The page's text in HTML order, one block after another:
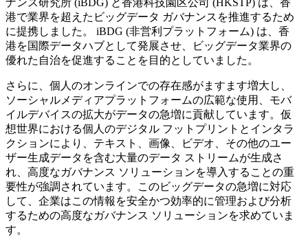
港で業界を超えたビッグデータ ガバナンスを推進するため
に提携しました。 iBDG (非営利プラットフォーム) は、香
港を国際データハブとして発展させ、ビッグデータ業界の
優れた自治を促進することを目的としていました。
さらに、個人のオンラインでの存在感がますます増大し、
ソーシャルメディアプラットフォームの広範な使用、モバ
イルデバイスの拡大がデータの急増に貢献しています。仮
想世界における個人のデジタル フットプリントとインタラ
クションにより、テキスト、画像、ビデオ、その他のユー
ザー生成データを含む大量のデータ ストリームが生成さ
れ、高度なガバナンス ソリューションを導入することの重
要性が強調されています。このビッグデータの急増に対応
して、企業はこの情報を安全かつ効率的に管理および分析
するための高度なガバナンス ソリューションを求めていま
す。